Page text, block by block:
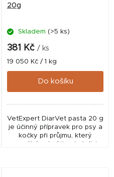
20g
Skladem (>5 ks)
381 Kč / ks
Měrná
cena:
19 050 Kč / 1 kg
Do košíku
VetExpert DiarVet pasta 20 g
je účinný přípravek pro psy a
kočky při průjmu, který
pomáhá zahušťovat stolici,